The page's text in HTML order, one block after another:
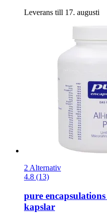
Leverans till 17. augusti
2 Alternativ
4.8 (13)
pure encapsulations
kapslar